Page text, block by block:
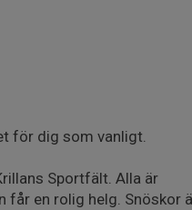
för dig som vanligt.
Sportfält. Alla är
en rolig helg. Snöskor